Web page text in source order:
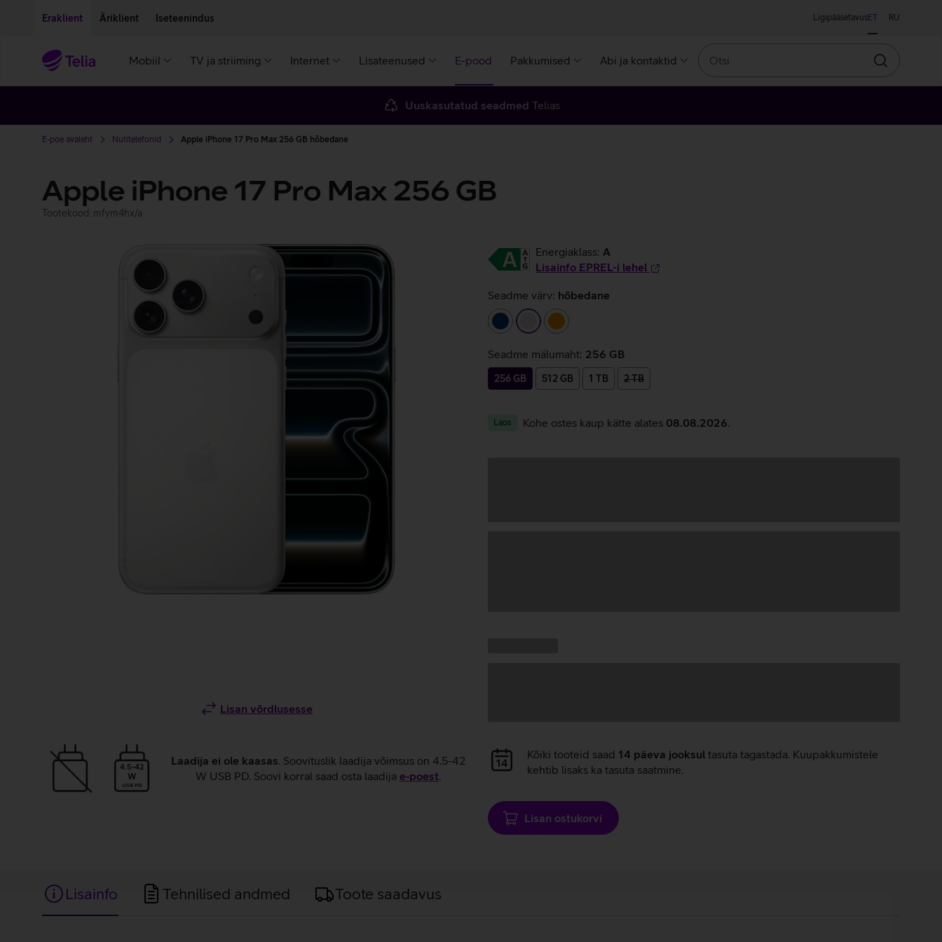
Eraklient Äriklient Iseteenindus LigipääsetavusET RU
Mobiil TV ja striiming Internet Lisateenused E-pood Pakkumised Abi ja kontaktid
Otsin
Uuskasutatud seadmed Telias
E-poe avaleht Nutitelefonid Apple iPhone 17 Pro Max 256 GB hõbedane
Apple iPhone 17 Pro Max 256 GB
Tootekood: mfym4hx/a
Lisan võrdlusesse
4.5-42
W
USB PD
Laadija ei ole kaasas. Soovituslik laadija võimsus on 4.5-42
W USB PD. Soovi korral saad osta laadija e‑poest.
Energiaklass: A
Lisainfo EPREL-i lehel
Seadme värv: hõbedane
tumesininehõbedane
oranž
Seadme mälumaht: 256 GB
256 GB 512 GB 1 TB 2 TB
Laos Kohe ostes kaup kätte alates 08.08.2026
Andmete
laadimine
Kõiki tooteid saad 14 päeva jooksul tasuta tagastada. Kuupakkumistele
kehtib lisaks ka tasuta saatmine.
Lisan ostukorvi
Lisainfo Tehnilised andmed Toote saadavus